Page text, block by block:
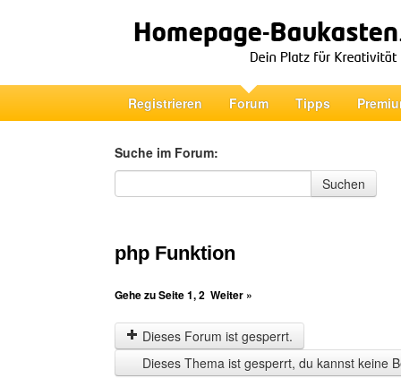
Registrieren Forum Tipps
Suche im Forum:
Suche im Forum
Suchen
php Funktion
Gehe zu Seite1,2 Weiter »
Dieses Forum ist gesperrt.
Dieses Thema ist gesperrt, du kannst keine